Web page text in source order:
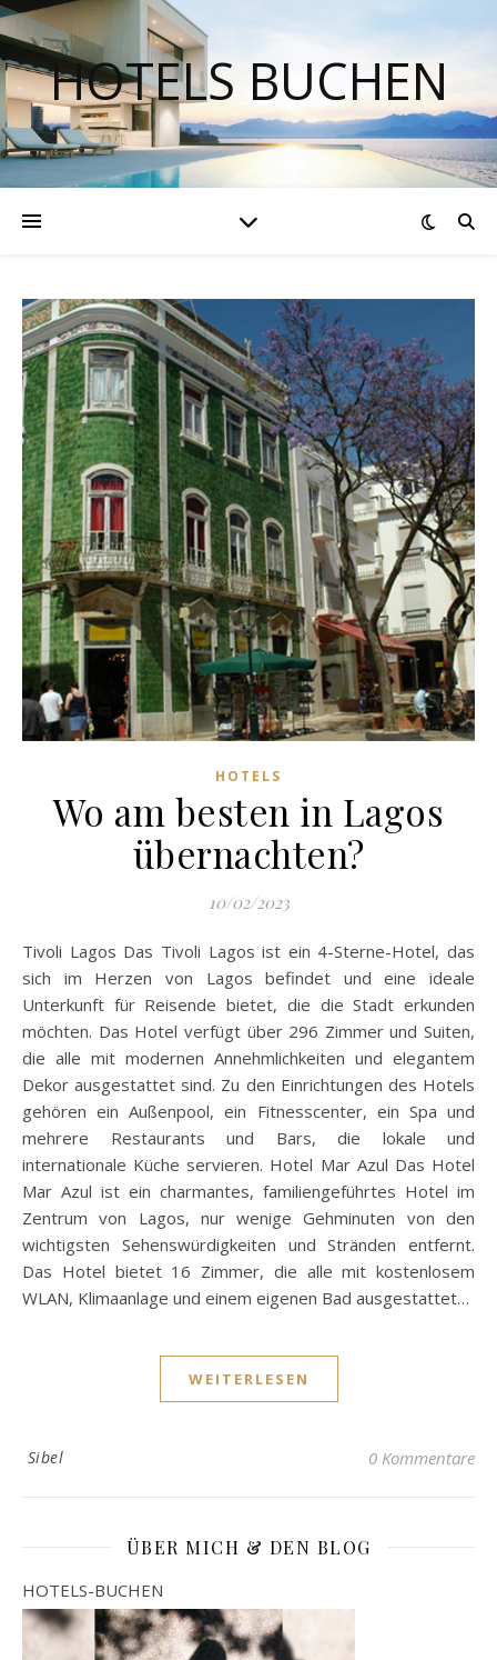
HOTELS BUCHEN
HOTELS
Wo am besten in Lagos
übernachten?
10/02/2023
Tivoli Lagos Das Tivoli Lagos ist ein 4-Sterne-Hotel, das
sich im Herzen von Lagos befindet und eine ideale
Unterkunft für Reisende bietet, die die Stadt erkunden
möchten. Das Hotel verfügt über 296 Zimmer und Suiten,
die alle mit modernen Annehmlichkeiten und elegantem
Dekor ausgestattet sind. Zu den Einrichtungen des Hotels
gehören ein Außenpool, ein Fitnesscenter, ein Spa und
mehrere Restaurants und Bars, die lokale und
internationale Küche servieren. Hotel Mar Azul Das Hotel
Mar Azul ist ein charmantes, familiengeführtes Hotel im
Zentrum von Lagos, nur wenige Gehminuten von den
wichtigsten Sehenswürdigkeiten und Stränden entfernt.
Das Hotel bietet 16 Zimmer, die alle mit kostenlosem
WLAN, Klimaanlage und einem eigenen Bad ausgestattet…
WEITERLESEN
Sibel 0 Kommentare
ÜBER MICH & DEN BLOG
HOTELS-BUCHEN